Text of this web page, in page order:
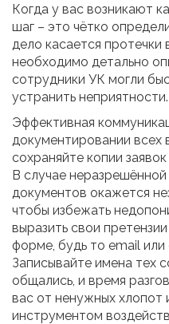
Когда у вас возникают
шаг – это чётко
дело касается протечки
необходимо детально
сотрудники УК могли
устранить неприятности.
Эффективная
документировании
сохраняйте копии
В случае неразрешённой
документов окажется
чтобы избежать
выразить свои
форме, будь то email или
Записывайте имена тех
общались, и время
вас от ненужных хлопот
инструментом